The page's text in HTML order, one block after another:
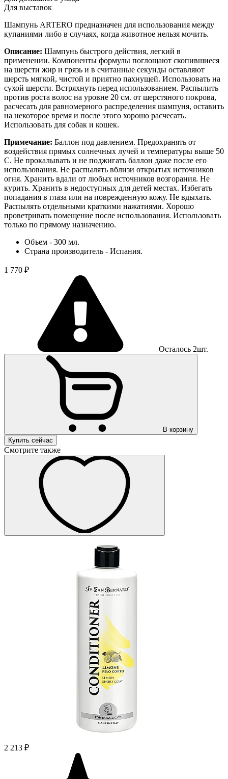
Для выставок
Шампунь ARTERO предназначен для использования между
купаниями либо в случаях, когда животное нельзя мочить.
Описание: Шампунь быстрого действия, легкий в
применении. Компоненты формулы поглощают скопившиеся
на шерсти жир и грязь и в считанные секунды оставляют
шерсть мягкой, чистой и приятно пахнущей. Использовать на
сухой шерсти. Встряхнуть перед использованием. Распылить
против роста волос на уровне 20 см. от шерстяного покрова,
расчесать для равномерного распределения шампуня, оставить
на некоторое время и после этого хорошо расчесать.
Использовать для собак и кошек.
Примечание: Баллон под давлением. Предохранять от
воздействия прямых солнечных лучей и температуры выше 50
C. Не прокалывать и не поджигать баллон даже после его
использования. Не распылять вблизи открытых источников
огня. Хранить вдали от любых источников возгорания. Не
курить. Хранить в недоступных для детей местах. Избегать
попадания в глаза или на поврежденную кожу. Не вдыхать.
Распылять отдельными краткими нажатиями. Хорошо
проветривать помещение после использования. Использовать
только по прямому назначению.
Объем - 300 мл.
Страна производитель - Испания.
1 770 ₽
Осталось 2шт.
В корзину
Купить сейчас
Смотрите также
2 213 ₽